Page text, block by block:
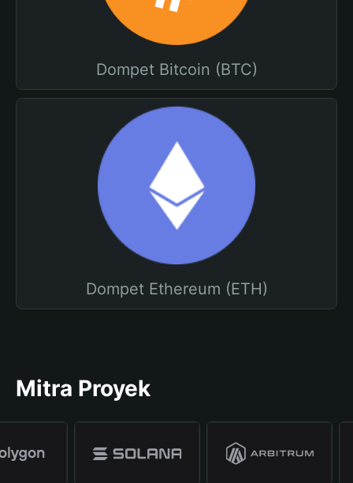
Dompet Bitcoin (BTC)
Dompet Ethereum (ETH)
Mitra Proyek